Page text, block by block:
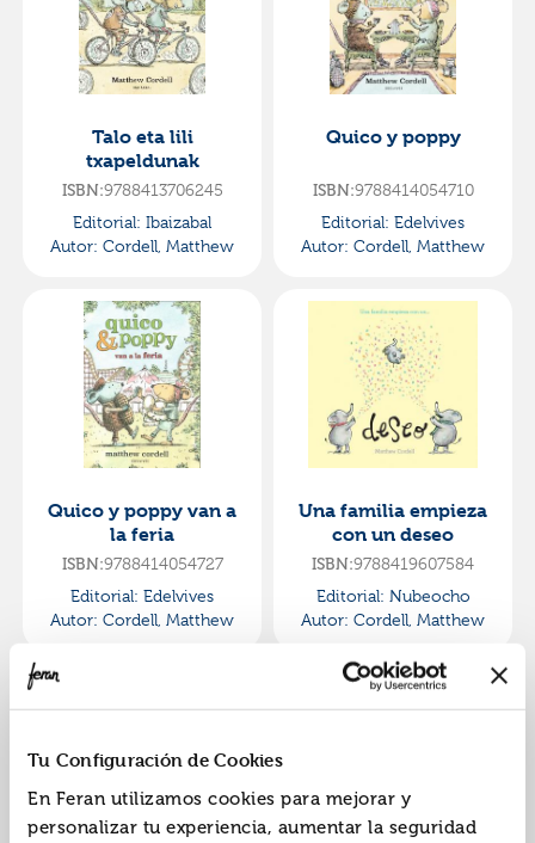
Tu Configuración de Cookies
En Feran utilizamos cookies para mejorar y
personalizar tu experiencia, aumentar la seguridad
Talo eta lili
txapeldunak
ISBN:9788413706245
Editorial: Ibaizabal
Autor: Cordell, Matthew
Quico y poppy
ISBN:9788414054710
Editorial: Edelvives
Autor: Cordell, Matthew
Quico y poppy van a
la feria
ISBN:9788414054727
Editorial: Edelvives
Autor: Cordell, Matthew
Una familia empieza
con un deseo
ISBN:9788419607584
Editorial: Nubeocho
Autor: Cordell, Matthew